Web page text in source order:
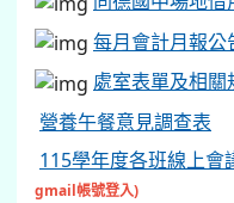
每月會計月報公
處室表單及相關
營養午餐意見調查表
115學年度各班線上
gmail帳號登入)